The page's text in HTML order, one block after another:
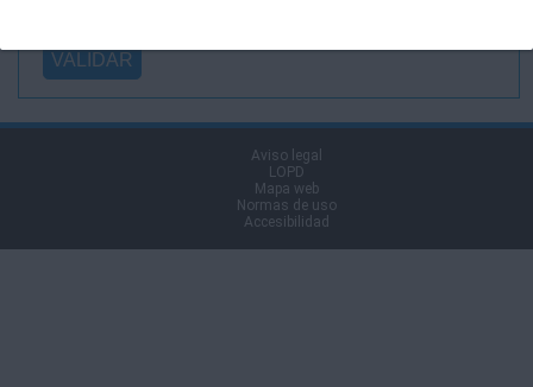
Aviso legal
LOPD
Mapa web
Normas de uso
Accesibilidad